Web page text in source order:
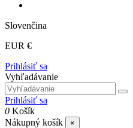
Slovenčina
EUR €
Prihlásiť sa
Vyhľadávanie
Prihlásiť sa
0 Košík
Nákupný košík
×